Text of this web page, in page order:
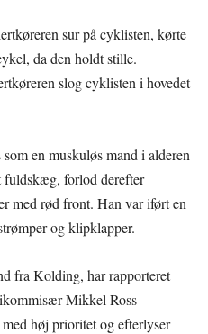
sur på cyklisten, kørte
da den holdt stille.
slog cyklisten i hovedet
en muskuløs mand i alderen
fuldskæg, forlod derefter
med rød front. Han var iført en
og klipklapper.
fra Kolding, har rapporteret
Mikkel Ross
høj prioritet og efterlyser